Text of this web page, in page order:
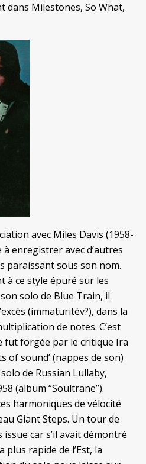
dans Milestones, So What,
avec Miles Davis (1958-
enregistrer avec d’autres
paraissant sous son nom.
à ce style épuré sur les
solo de Blue Train, il
(immaturitév?), dans la
de notes. C’est
fut forgée par le critique Ira
of sound’ (nappes de son)
de Russian Lullaby,
(album “Soultrane”).
harmoniques de vélocité
Giant Steps. Un tour de
car s’il avait démontré
plus rapide de l’Est, la